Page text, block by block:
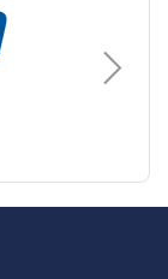
Monitor
ASUS